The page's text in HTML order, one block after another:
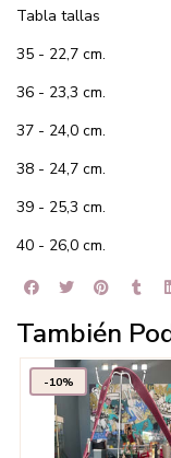
Tabla tallas
35 - 22,7 cm.
36 - 23,3 cm.
37 - 24,0 cm.
38 - 24,7 cm.
39 - 25,3 cm.
40 - 26,0 cm.
También
-10%